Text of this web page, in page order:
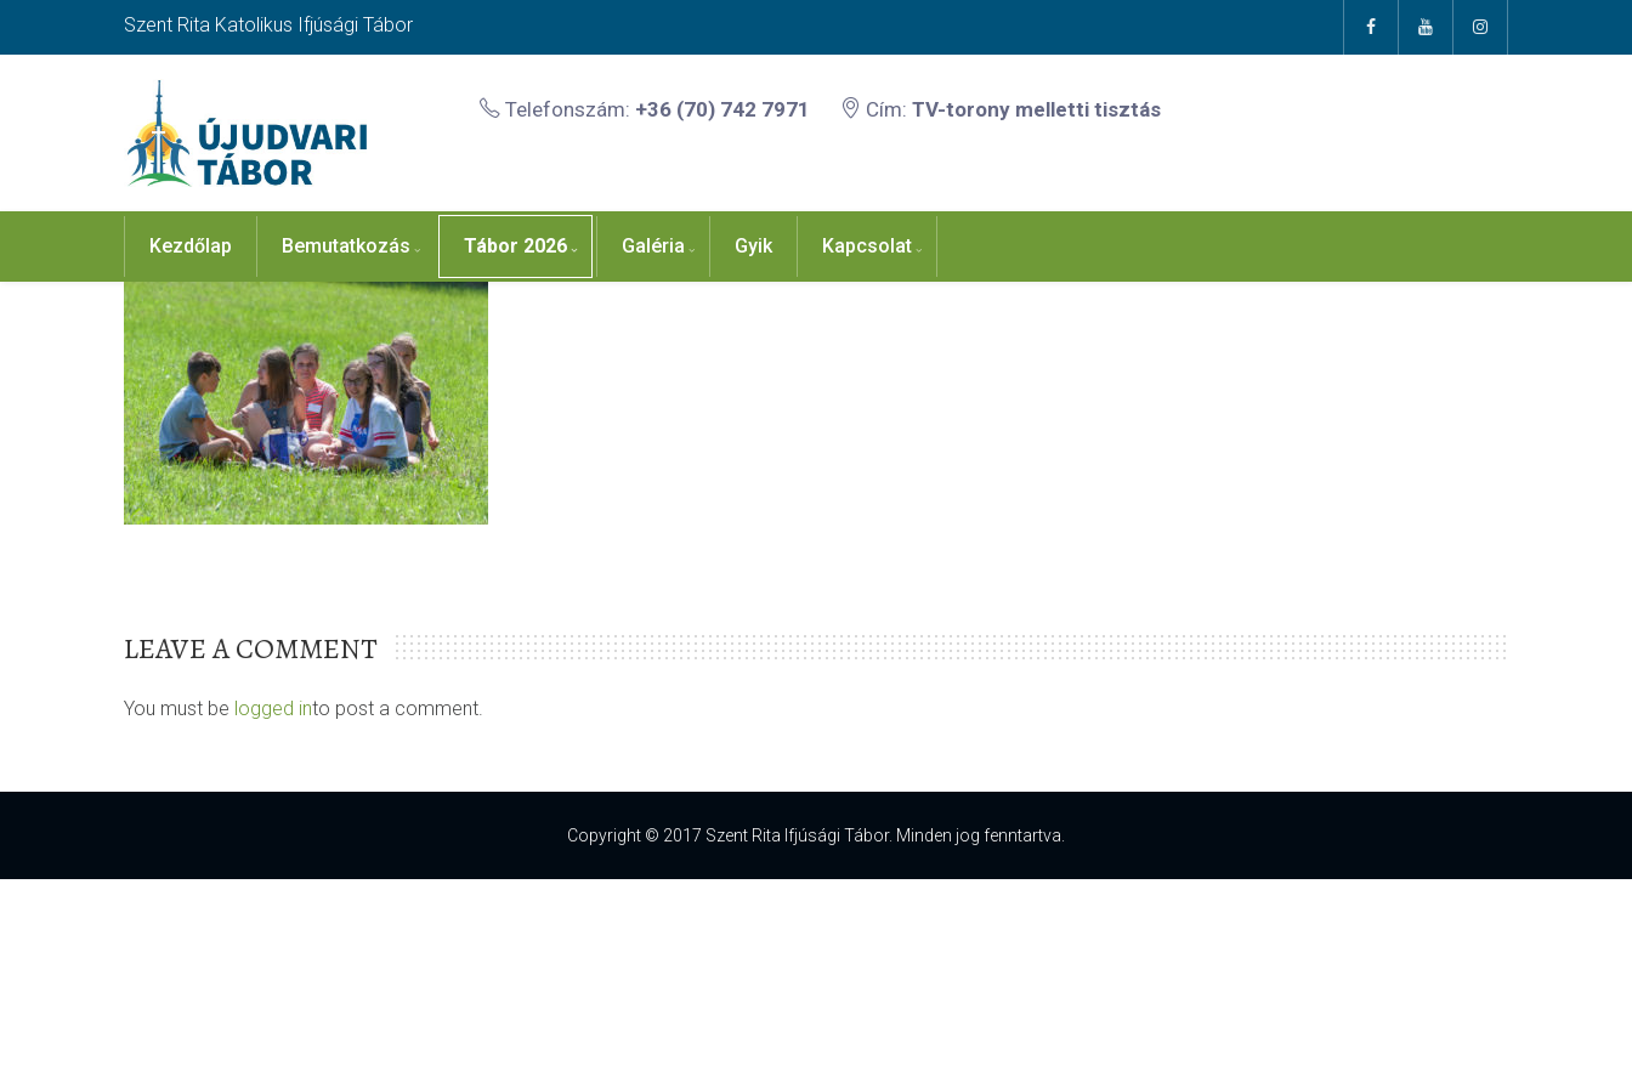
Szent Rita Katolikus Ifjúsági Tábor
Telefonszám: +36 (70) 742 7971 Cím: TV-torony melletti tisztás
Kezdőlap Bemutatkozás Tábor 2026 Galéria Gyik Kapcsolat
LEAVE A COMMENT
You must be logged into post a comment.
Copyright © 2017 Szent Rita Ifjúsági Tábor. Minden jog fenntartva.